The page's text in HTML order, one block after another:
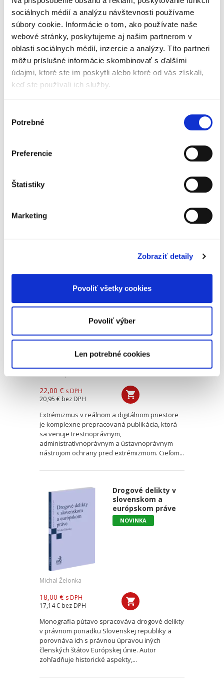
sociálnych médií a analýzu návštevnosti používame
súbory cookie. Informácie o tom, ako používate naše
webové stránky, poskytujeme aj našim partnerom v
oblasti sociálnych médií, inzercie a analýzy. Títo partneri
môžu príslušné informácie skombinovať s ďalšími
údajmi, ktoré ste im poskytli alebo ktoré od vás získali,
keď ste používali ich služby.
súhlasu
Potrebné
Preferencie
Štatistiky
Marketing
Zobraziť detaily
Povoliť všetky cookies
Povoliť výber
Len potrebné cookies
základných, no zároveň trvalo aktuálnych
otázok trestného práva hmotného, a to
postaveniu trestného práva ako krajného
prostriedku ochrany spoločenských...
Inštitúty zániku
21,00 €
inštitúty zániku trestnosti, ich právnu úpravu,
trestného práva. Osobitná pozornosť je
Extrémizmus v
reálnom a
digitálnom
priestore.Právne
výzvy a nástroje
ochrany
NOVINKA
22,00 € s DPH
20,95 € bez DPH
Extrémizmus v reálnom a digitálnom priestore
je komplexne prepracovaná publikácia, ktorá
sa venuje trestnoprávnym,
administratívnoprávnym a ústavnoprávnym
nástrojom ochrany pred extrémizmom. Cieľom...
Drogové delikty v
slovenskom a
európskom práve
NOVINKA
Michal Želonka
18,00 € s DPH
17,14 € bez DPH
Monografia pútavo spracováva drogové delikty
v právnom poriadku Slovenskej republiky a
porovnáva ich s právnou úpravou iných
členských štátov Európskej únie. Autor
zohľadňuje historické aspekty,...